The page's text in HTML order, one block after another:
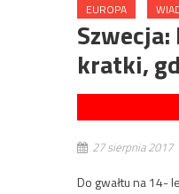
EUROPA
kratki,
27 sierpnia 2017
Do gwałtu na 14-